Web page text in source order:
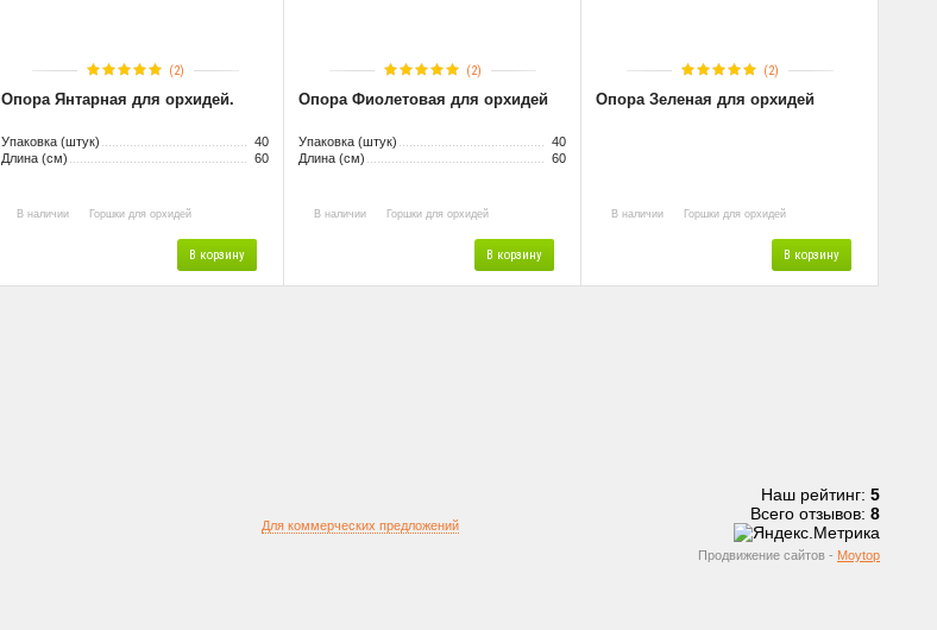
(2)
Опора Янтарная для орхидей.
Упаковка (штук)
40
Длина (см)
60
В наличии Горшки для орхидей
В корзину
(2)
Опора Фиолетовая для орхидей
Упаковка (штук)
40
Длина (см)
60
В наличии Горшки для орхидей
В корзину
(2)
Опора Зеленая для орхидей
В наличии Горшки для орхидей
В корзину
Для коммерческих предложений
Наш рейтинг: 5
Всего отзывов: 8
Продвижение сайтов - Moytop